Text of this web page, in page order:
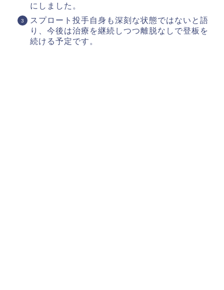
にしました。
スプロート投手自身も深刻な状態ではないと語
り、今後は治療を継続しつつ離脱なしで登板を
続ける予定です。